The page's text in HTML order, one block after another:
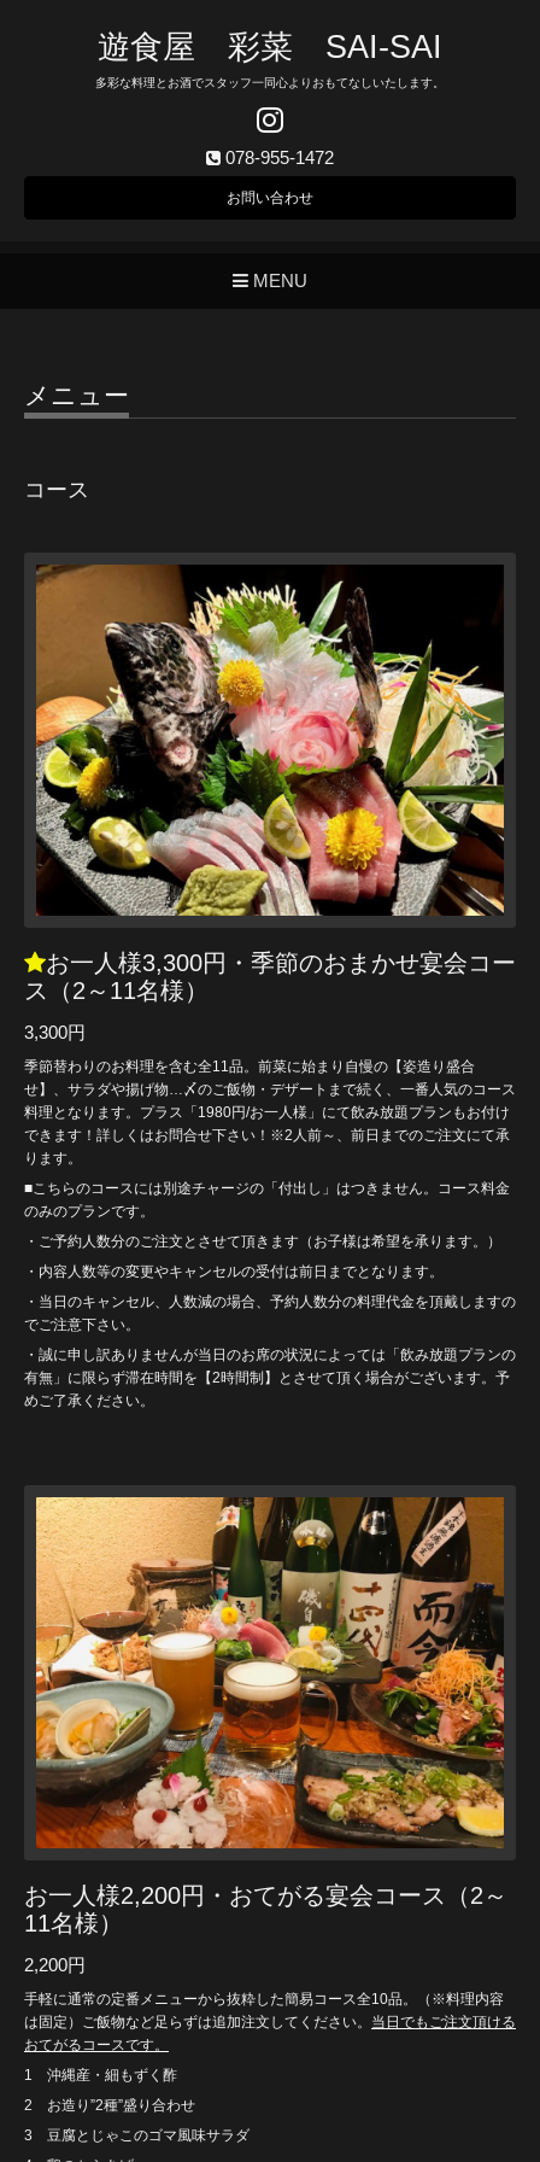
遊食屋 彩菜 SAI‐SAI
多彩な料理とお酒でスタッフ一同心よりおもてなしいたします。
078-955-1472
お問い合わせ
MENU
メニュー
コース
お一人様3,300円・季節のおまかせ宴会コー
ス（2～11名様）
3,300円
季節替わりのお料理を含む全11品。前菜に始まり自慢の【姿造り盛合
せ】、サラダや揚げ物…〆のご飯物・デザートまで続く、一番人気のコース
料理となります。プラス「1980円/お一人様」にて飲み放題プランもお付け
できます！詳しくはお問合せ下さい！※2人前～、前日までのご注文にて承
ります。
■こちらのコースには別途チャージの「付出し」はつきません。コース料金
のみのプランです。
・ご予約人数分のご注文とさせて頂きます（お子様は希望を承ります。）
・内容人数等の変更やキャンセルの受付は前日までとなります。
・当日のキャンセル、人数減の場合、予約人数分の料理代金を頂戴しますの
でご注意下さい。
・誠に申し訳ありませんが当日のお席の状況によっては「飲み放題プランの
有無」に限らず滞在時間を【2時間制】とさせて頂く場合がございます。予
めご了承ください。
お一人様2,200円・おてがる宴会コース（2～
11名様）
2,200円
手軽に通常の定番メニューから抜粋した簡易コース全10品。（※料理内容
は固定）ご飯物など足らずは追加注文してください。 当日でもご注文頂ける
おてがるコースです。
1 沖縄産・細もずく酢
2 お造り”2種”盛り合わせ
3 豆腐とじゃこのゴマ風味サラダ